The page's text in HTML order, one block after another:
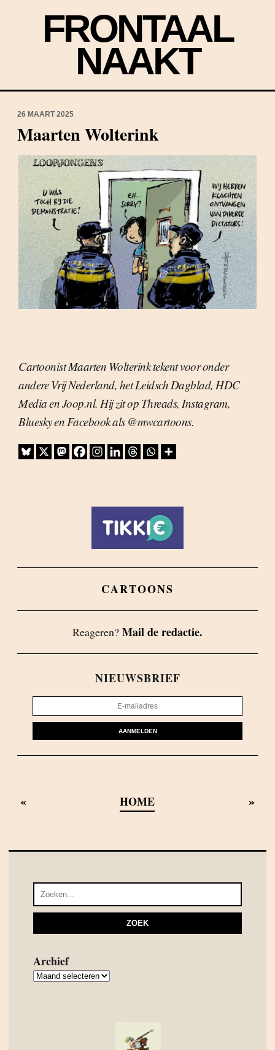
FRONTAAL
NAAKT
26 MAART 2025
Maarten Wolterink
Cartoonist Maarten Wolterink tekent voor onder
andere Vrij Nederland, het Leidsch Dagblad, HDC
Media en Joop.nl. Hij zit op Threads, Instagram,
Bluesky en Facebook als @mwcartoons.
CARTOONS
Reageren? Mail de redactie.
NIEUWSBRIEF
AANMELDEN
« HOME »
Archief
Archief